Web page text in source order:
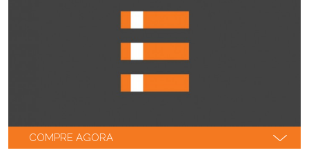
COMPRE AGORA